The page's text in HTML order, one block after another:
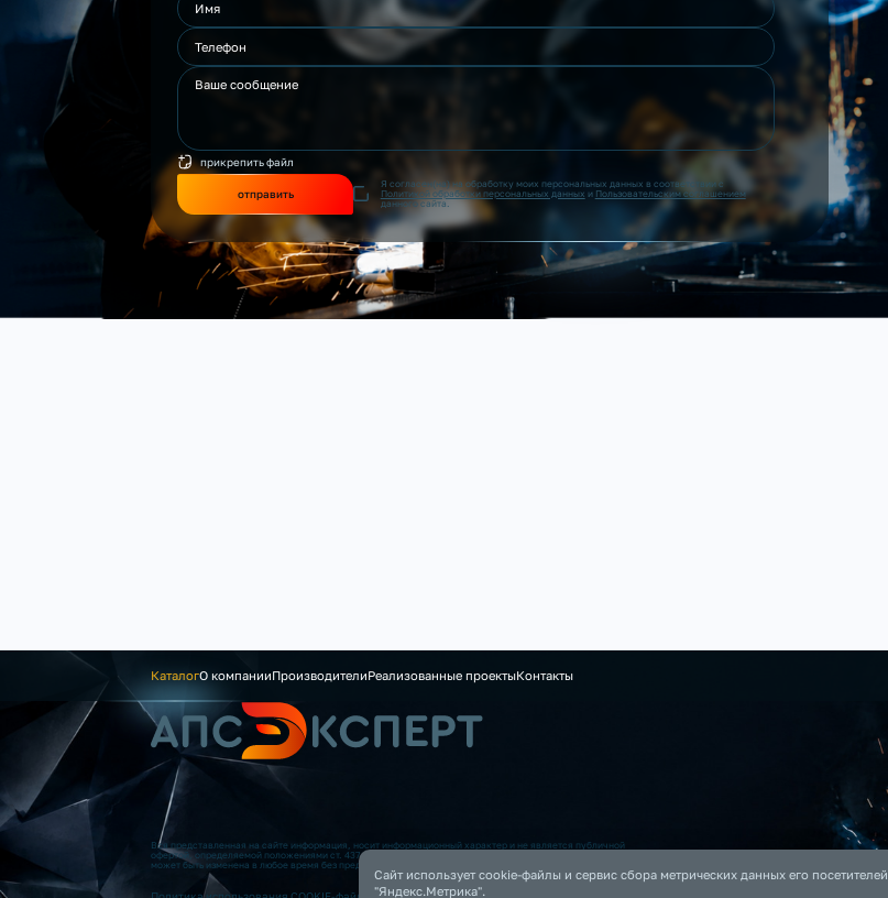
прикрепить файл
отправить
Я согласен(на) на обработку моих персональных данных в соответствии с
Политикой обработки персональных данных и Пользовательским соглашением
данного сайта.
КаталогО компанииПроизводителиРеализованные проектыКонтакты
Вся представленная на сайте информация, носит информационный характер и не является публичной
офертой, определяемой положениями ст. 437 (2) ГК РФ. Опубликованная на данном сайте информация
может быть изменена в любое время без предварительного уведомления.
Сайт использует cookie-файлы и сервис сбора метрических данных его посетителей
"Яндекс.Метрика".